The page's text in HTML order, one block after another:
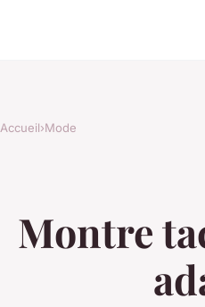
Accueil›Mode
Montre